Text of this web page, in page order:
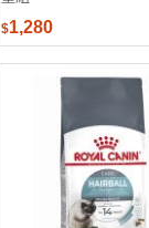
$1,280